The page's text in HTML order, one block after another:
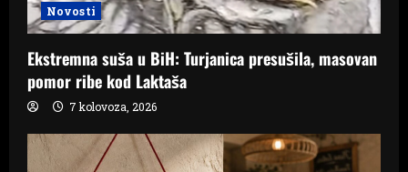
Novosti
Ekstremna suša u BiH: Turjanica presušila, masovan
pomor ribe kod Laktaša
7 kolovoza, 2026